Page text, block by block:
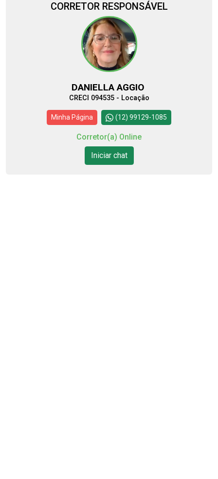
CORRETOR RESPONSÁVEL
DANIELLA AGGIO
CRECI 094535 - Locação
Minha Página (12) 99129-1085
Corretor(a) Online
Iniciar chat